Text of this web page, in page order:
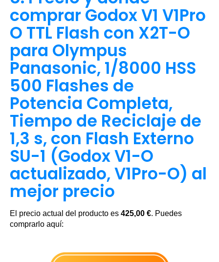
comprar Godox V1 V1Pro
O TTL Flash con X2T-O
para Olympus
Panasonic, 1/8000 HSS
500 Flashes de
Potencia Completa,
Tiempo de Reciclaje de
1,3 s, con Flash Externo
SU-1 (Godox V1-O
actualizado, V1Pro-O) al
mejor precio
El precio actual del producto es 425,00 €. Puedes
comprarlo aquí: